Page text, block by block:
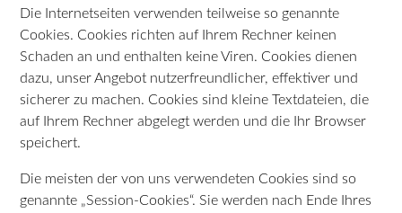
Die Internetseiten verwenden teilweise so genannte
Cookies. Cookies richten auf Ihrem Rechner keinen
Schaden an und enthalten keine Viren. Cookies dienen
dazu, unser Angebot nutzerfreundlicher, effektiver und
sicherer zu machen. Cookies sind kleine Textdateien, die
auf Ihrem Rechner abgelegt werden und die Ihr Browser
speichert.
Die meisten der von uns verwendeten Cookies sind so
genannte „Session-Cookies“. Sie werden nach Ende Ihres